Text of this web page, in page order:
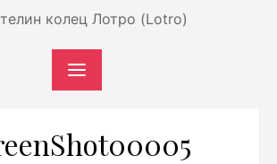
колец Лотро (Lotro)